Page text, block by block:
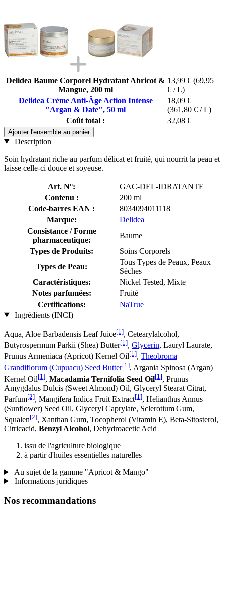
Delidea Baume Corporel Hydratant Abricot &
Mangue, 200 ml
13,99 € (69,95
€ / L)
Delidea Crème Anti-Âge Action Intense
"Argan & Date", 50 ml
18,09 €
(361,80 € / L)
Coût total :
32,08 €
Ajouter l'ensemble au panier
Description
Soin hydratant riche au parfum délicat et fruité, qui nourrit la peau et
laisse celle-ci douce et soyeuse.
Art. N°:
GAC-DEL-IDRATANTE
Contenu :
200 ml
Code-barres EAN :
8034094011118
Marque:
Delidea
Consistance / Forme
pharmaceutique:
Baume
Types de Produits:
Soins Corporels
Types de Peau:
Tous Types de Peaux, Peaux
Sèches
Caractéristiques:
Nickel Tested, Mixte
Notes parfumées:
Fruité
Certifications:
NaTrue
Ingrédients (INCI)
Aqua, Aloe Barbadensis Leaf Juice[1], Cetearylalcohol,
Butyrospermum Parkii (Shea) Butter[1], Glycerin, Lauryl Laurate,
Prunus Armeniaca (Apricot) Kernel Oil[1], Theobroma
Grandiflorum (Cupuacu) Seed Butter[1], Argania Spinosa (Argan)
Kernel Oil[1], Macadamia Ternifolia Seed Oil[1], Prunus
Amygdalus Dulcis (Sweet Almond) Oil, Glyceryl Stearat Citrat,
Parfum[2], Mangifera Indica Fruit Extract[1], Helianthus Annus
(Sunflower) Seed Oil, Glyceryl Caprylate, Sclerotium Gum,
Squalen[2], Xanthan Gum, Tocopherol (Vitamin E), Beta-Sitosterol,
Citricacid, Benzyl Alcohol, Dehydroacetic Acid
issu de l'agriculture biologique
à partir d'huiles essentielles naturelles
Au sujet de la gamme "Apricot & Mango"
Informations juridiques
Nos recommandations